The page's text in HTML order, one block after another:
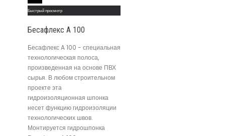
Быстрый просмотр
Бесафлекс A 100
Бесафлекс A 100 - специальная
технологическая полоса,
произведенная на основе ПВХ
сырья. В любом строительном
проекте эта
гидроизоляционная шпонка
несет функцию гидроизоляции
технологических швов.
Монтируется гидрошпонка